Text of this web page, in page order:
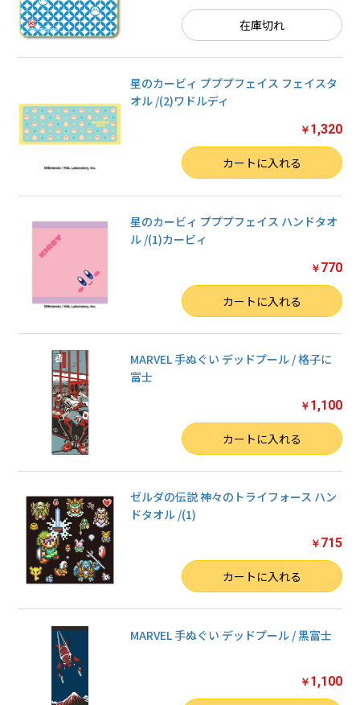
在庫切れ
星のカービィ プププフェイス フェイスタ
オル /(2)ワドルディ
￥ 1,320
カートに入れる
星のカービィ プププフェイス ハンドタオ
ル /(1)カービィ
￥ 770
カートに入れる
MARVEL 手ぬぐい デッドプール / 格子に
富士
￥ 1,100
カートに入れる
ゼルダの伝説 神々のトライフォース ハン
ドタオル /(1)
￥ 715
カートに入れる
MARVEL 手ぬぐい デッドプール / 黒富士
￥ 1,100